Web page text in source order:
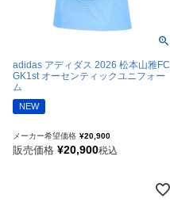
adidas アディダス 2026 松本山雅FC
GK1st オーセンティックユニフォー
ム
NEW
メーカー希望価格 ¥20,900
販売価格 ¥20,900税込